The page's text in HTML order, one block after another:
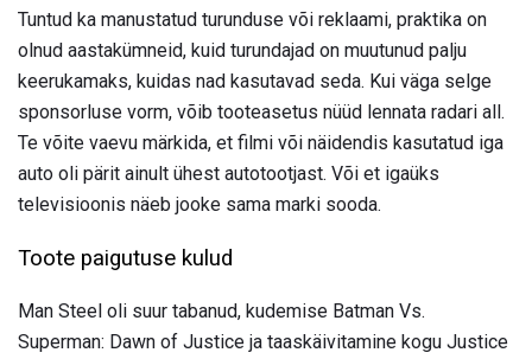
Tuntud ka manustatud turunduse või reklaami, praktika on
olnud aastakümneid, kuid turundajad on muutunud palju
keerukamaks, kuidas nad kasutavad seda. Kui väga selge
sponsorluse vorm, võib tooteasetus nüüd lennata radari all.
Te võite vaevu märkida, et filmi või näidendis kasutatud iga
auto oli pärit ainult ühest autotootjast. Või et igaüks
televisioonis näeb jooke sama marki sooda.
Toote paigutuse kulud
Man Steel oli suur tabanud, kudemise Batman Vs.
Superman: Dawn of Justice ja taaskäivitamine kogu Justice